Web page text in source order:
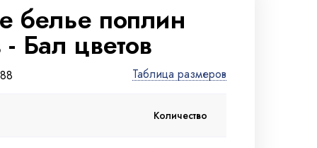
белье поплин
Бал цветов
Таблица размеров
Количество